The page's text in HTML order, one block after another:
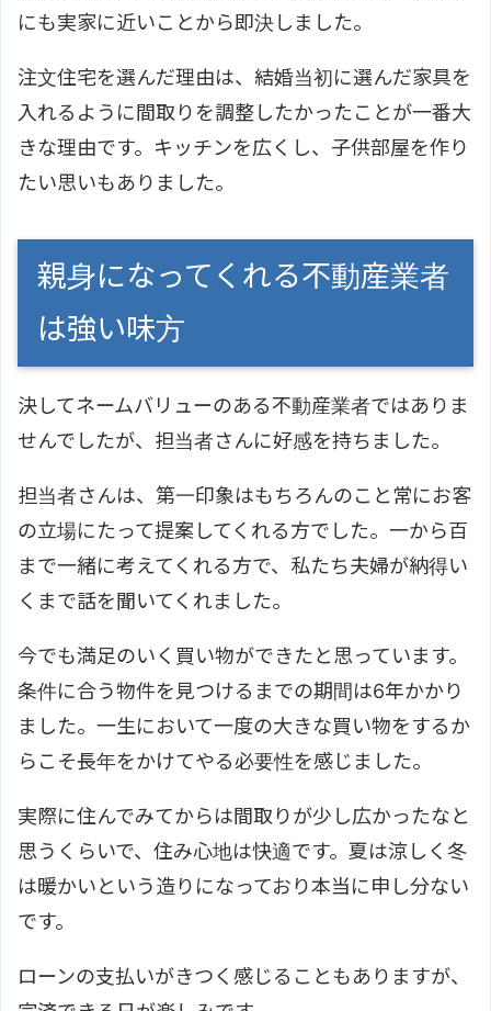
にも実家に近いことから即決しました。
注文住宅を選んだ理由は、結婚当初に選んだ家具を
入れるように間取りを調整したかったことが一番大
きな理由です。キッチンを広くし、子供部屋を作り
たい思いもありました。
親身になってくれる不動産業者
は強い味方
決してネームバリューのある不動産業者ではありま
せんでしたが、担当者さんに好感を持ちました。
担当者さんは、第一印象はもちろんのこと常にお客
の立場にたって提案してくれる方でした。一から百
まで一緒に考えてくれる方で、私たち夫婦が納得い
くまで話を聞いてくれました。
今でも満足のいく買い物ができたと思っています。
条件に合う物件を見つけるまでの期間は6年かかり
ました。一生において一度の大きな買い物をするか
らこそ長年をかけてやる必要性を感じました。
実際に住んでみてからは間取りが少し広かったなと
思うくらいで、住み心地は快適です。夏は涼しく冬
は暖かいという造りになっており本当に申し分ない
です。
ローンの支払いがきつく感じることもありますが、